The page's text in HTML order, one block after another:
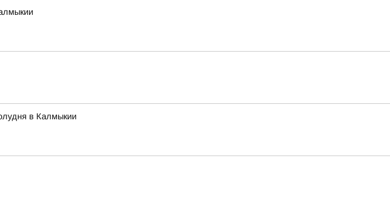
в Калмыкии